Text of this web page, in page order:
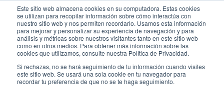
Este sitio web almacena cookies en su computadora. Estas cookies
se utilizan para recopilar información sobre cómo interactúa con
nuestro sitio web y nos permiten recordarlo. Usamos esta información
para mejorar y personalizar su experiencia de navegación y para
análisis y métricas sobre nuestros visitantes tanto en este sitio web
como en otros medios. Para obtener más información sobre las
cookies que utilizamos, consulte nuestra Política de Privacidad.
Si rechazas, no se hará seguimiento de tu información cuando visites
este sitio web. Se usará una sola cookie en tu navegador para
recordar tu preferencia de que no se te haga seguimiento.
contenido
principal
User
account
menu
User
Header
Selector de productos Soporte Técnico